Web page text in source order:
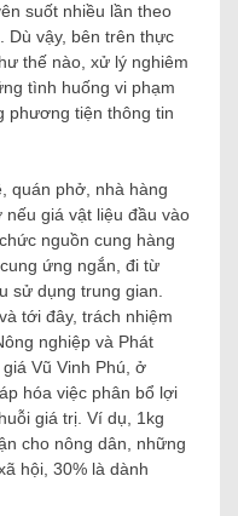
suốt nhiều lần theo
Dù vậy, bên trên thực
thế nào, xử lý nghiêm
tình huống vi phạm
phương tiện thông tin
quán phở, nhà hàng
giá vật liệu đầu vào
nguồn cung hàng
ứng ngắn, đi từ
sử dụng trung gian.
tới đây, trách nhiệm
nghiệp và Phát
Vũ Vinh Phú, ở
hóa việc phân bổ lợi
giá trị. Ví dụ, 1kg
cho nông dân, những
hội, 30% là dành